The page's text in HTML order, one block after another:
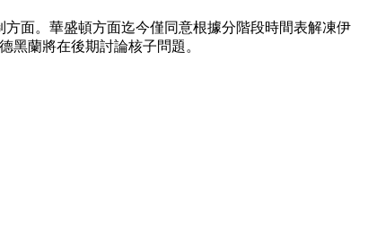
面。華盛頓方面迄今僅同意根據分階段時間表解凍伊
黑蘭將在後期討論核子問題。